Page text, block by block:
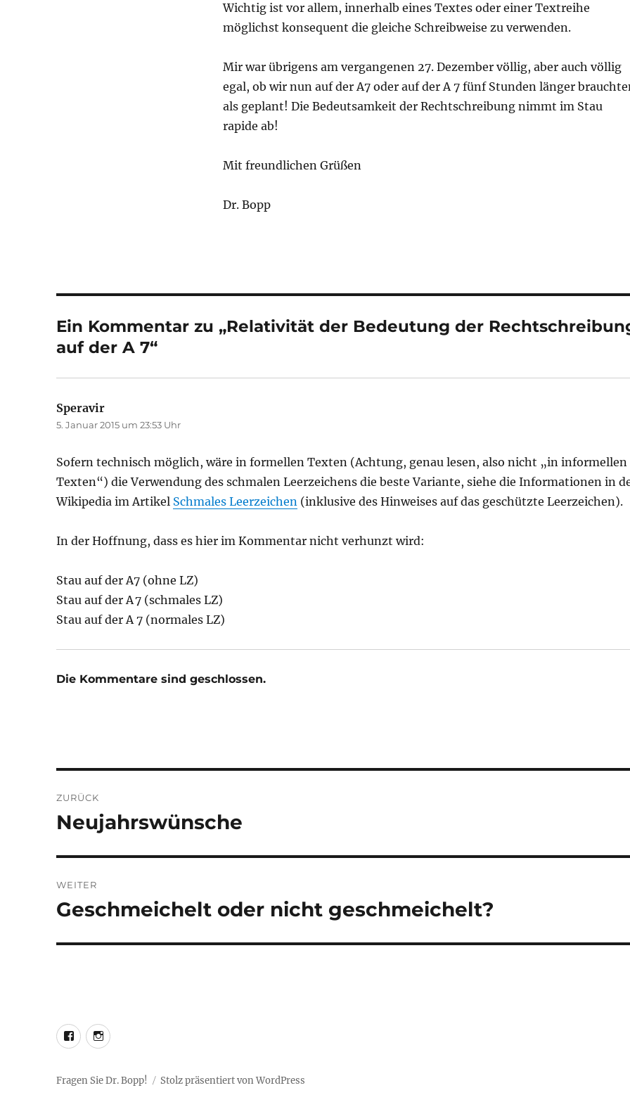
Wichtig ist vor allem, innerhalb eines Textes oder einer Textreihe
möglichst konsequent die gleiche Schreibweise zu verwenden.
Mir war übrigens am vergangenen 27. Dezember völlig, aber auch völlig
egal, ob wir nun auf der A7 oder auf der A 7 fünf Stunden länger
als geplant! Die Bedeutsamkeit der Rechtschreibung nimmt im Stau
rapide ab!
Mit freundlichen Grüßen
Dr. Bopp
Ein Kommentar zu „Relativität der Bedeutung der
auf der A 7“
Speravir
5. Januar 2015 um 23:53 Uhr
Sofern technisch möglich, wäre in formellen Texten (Achtung, genau lesen, also nicht „in informellen
Texten“) die Verwendung des schmalen Leerzeichens die beste Variante, siehe die Informationen in
Wikipedia im Artikel Schmales Leerzeichen (inklusive des Hinweises auf das geschützte Leerzeichen).
In der Hoffnung, dass es hier im Kommentar nicht verhunzt wird:
Stau auf der A7 (ohne LZ)
Stau auf der A 7 (schmales LZ)
Stau auf der A 7 (normales LZ)
Die Kommentare sind geschlossen.
ZURÜCK
Vorheriger
Neujahrswünsche
WEITER
Nächster
Geschmeichelt oder nicht geschmeichelt?
LEO@Facebook
LEO@Instagram
Fragen Sie Dr. Bopp! Stolz präsentiert von WordPress